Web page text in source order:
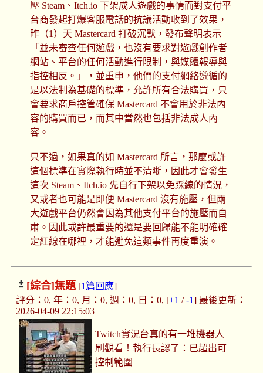
壓 Steam、Itch.io 下架成人遊戲的事情而對支付平
台商發起打爆客服電話的抗議活動收到了效果，
昨（1）天 Mastercard 打破沉默，發布聲明表示
「並未審查任何遊戲，也沒有要求對遊戲創作者
網站、平台的任何活動進行限制，與媒體報導與
指控相反。」，並重申，他們的支付網絡遵循的
是以法制為基礎的標準，允許所有合法購買，只
會要求商戶控管確保 Mastercard 不會用於非法內
容的購買而已，而其中當然也包括非法成人內
容。
只不過，如果真的如 Mastercard 所言，那麼或許
這個標準在實際執行時並不清晰，因此才會發生
這次 Steam、Itch.io 先自行下架以免踩線的情況，
又或者也可能是即便 Mastercard 沒有施壓，但兩
大遊戲平台仍然會因為其他支付平台的施壓而自
肅。因此或許最重要的還是要回歸能不能明確確
定紅線在哪裡，才能避免這類事件再度重演。
[綜合]無題[1篇回應]
評分：0, 年：0, 月：0, 週：0, 日：0, [+1 /-1] 最後更新：
2026-04-09 22:15:03
Twitch實況台真的有一堆機器人
刷觀看！執行長認了：已超出可
控制範圍